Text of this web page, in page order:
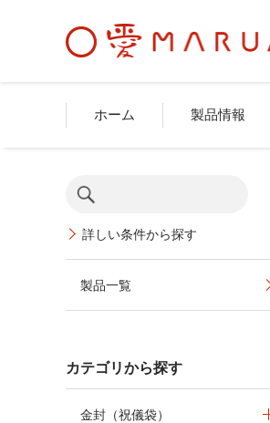
ホーム 製品情報
詳しい条件から探す
製品一覧
カテゴリから探す
金封（祝儀袋）